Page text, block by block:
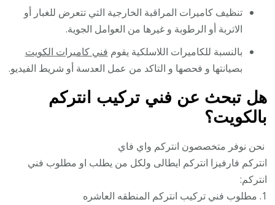
تنظيف كاميرات المراقبة الخارجية التي تتعرض للغبار أو
الاتربة أو الرطوبة و غيرها من العوامل الجوية.
بالنسبة للكاميرات اللاسلكية يقوم فني كاميرات الكويت
بصيانتها و فحصها و التاكد من عمل العدسة أو شريط الفيديو.
هل تبحث عن فني تركيب انتركم
بالكويت؟
نحن نوفر متخصصون انتركم واي فاي
انتركم فارفيزا انتركم ايطالى ولكل من يطلب او مطلوب فني
انتركم:
1. مطلوب فني تركيب انتركم المنطقه العاشره